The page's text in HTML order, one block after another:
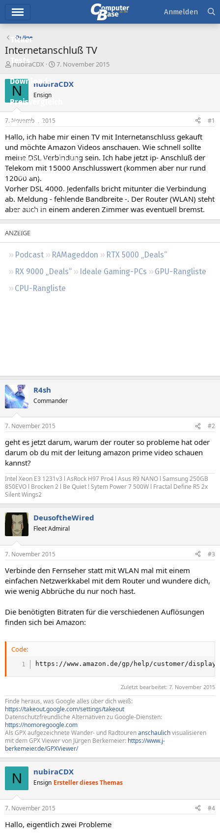
Ticker
Tests
Downloads
Preisvergleich
Forum
Aktuelles
Empfohlene Inhalte
Neue Beiträge
Neueste Aktivitäten
Leserartikel
Podcast RAMageddon
RTX 5000 „Deals“
RX 9000 „Deals“
Ideale Gaming-PCs
GPU-Rangliste
CPU-Rangliste
Anmelden
Online
Internetanschluß TV
E
s
t
e
l
e
r
nubiraCDX
E
s
t
a
7. November 2015
N nubiraCDX
Ensign
7. November 2015 #1
Hallo, ich habe mir einen TV mit Internetanschluss gekauft
und möchte Amazon Videos anschauen. Wie schnell sollte
meine DSL Verbindung sein. Ich habe jetzt ip- Anschluß der
Telekom mit 15000 Anschlusswert (kommen aber nur rund
12000 an).
Vorher DSL 4000. Jedenfalls bricht mitunter die Verbindung
ab. Meldung - fehlende Bandbreite -. Der Router (WLAN) steht
aber auch in einem anderen Zimmer was eventuell bremst.
R4sh
Commander
7. November 2015 #2
geht es jetzt darum, warum der router so probleme hat oder
darum ob du mit der leitung amazon prime video schauen
kannst?
Intel Xeon E3 1231v3 l AsRock H97 Pro4 l Asus R9 NANO l Samsung 250GB
850EVO l Brocken 2 l Be Quiet ! Sytem Power 7 500W l Fractal Define R5 2x
Silent Wings2
DeusoftheWired
Fleet Admiral
7. November 2015 #3
Verbinde den Fernseher statt mit WLAN mal mit einem
einfachen Netzwerkkabel mit dem Router und wundere dich,
wie wenig Abbrüche du nur noch hast.
Die benötigten Bitraten für die verschiedenen Auflösungen
finden sich bei Amazon:
Code:
https://www.amazon.de/gp/help/customer/
Zuletzt bearbeitet: 7. November 2015
Finde heraus, was Google alles über dich weiß:
https://takeout.google.com/settings/takeout
Datenschutzfreundliche Alternativen zu Google-Diensten:
https://nomoregoogle.com
Als GPX aufgezeichnete Wander- und Radtourenanschaulichvisualisieren
mit dem GPX Viewer von Jürgen Berkemeier: https://www.j-
berkemeier.de/GPXViewer/
N nubiraCDX
Ensign Ersteller dieses Themas
7. November 2015 #4
Hallo, eigentlich zwei Probleme